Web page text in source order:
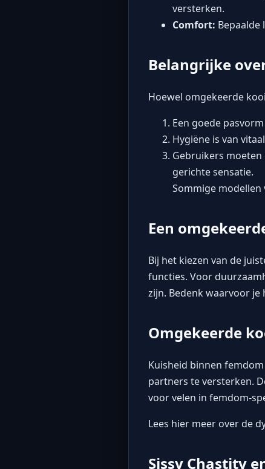
versterken.
Comfort:
Belangrijke
Hoewel omgekeerde
Een goede
Hygiëne is van
Gebruikers
gerichte sensatie.
Sommige modellen
Een
Bij het kiezen van de
functies. Voor
zijn. Bedenk waarvoor
Omgekeerde
Kuisheid binnen
partners te versterken.
voor velen in femdom-
Lees hier meer over de
Sissy Chastity